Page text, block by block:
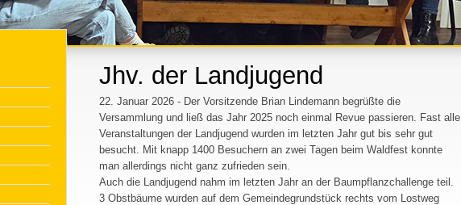
Jhv. der Landjugend
22. Januar 2026 - Der Vorsitzende Brian Lindemann begrüßte die
Versammlung und ließ das Jahr 2025 noch einmal Revue passieren. Fast alle
Veranstaltungen der Landjugend wurden im letzten Jahr gut bis sehr gut
besucht. Mit knapp 1400 Besuchern an zwei Tagen beim Waldfest konnte
man allerdings nicht ganz zufrieden sein.
Auch die Landjugend nahm im letzten Jahr an der Baumpflanzchallenge teil.
3 Obstbäume wurden auf dem Gemeindegrundstück rechts vom Lostweg